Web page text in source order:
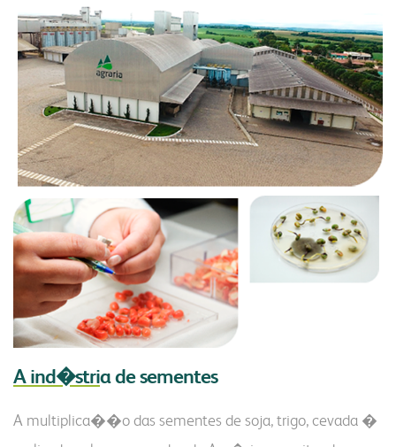
A ind�stria de sementes
A multiplica��o das sementes de soja, trigo, cevada �